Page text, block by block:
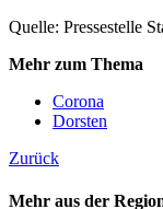
Quelle: Pressestelle
Mehr zum Thema
Corona
Dorsten
Zurück
Mehr aus der